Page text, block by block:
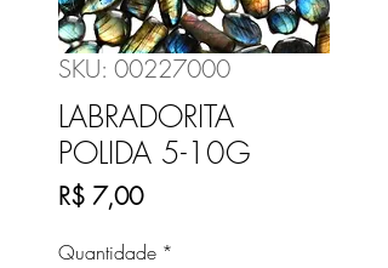
SKU: 00227000
LABRADORITA
POLIDA 5-10G
R$ 7,00Preço
Quantidade *